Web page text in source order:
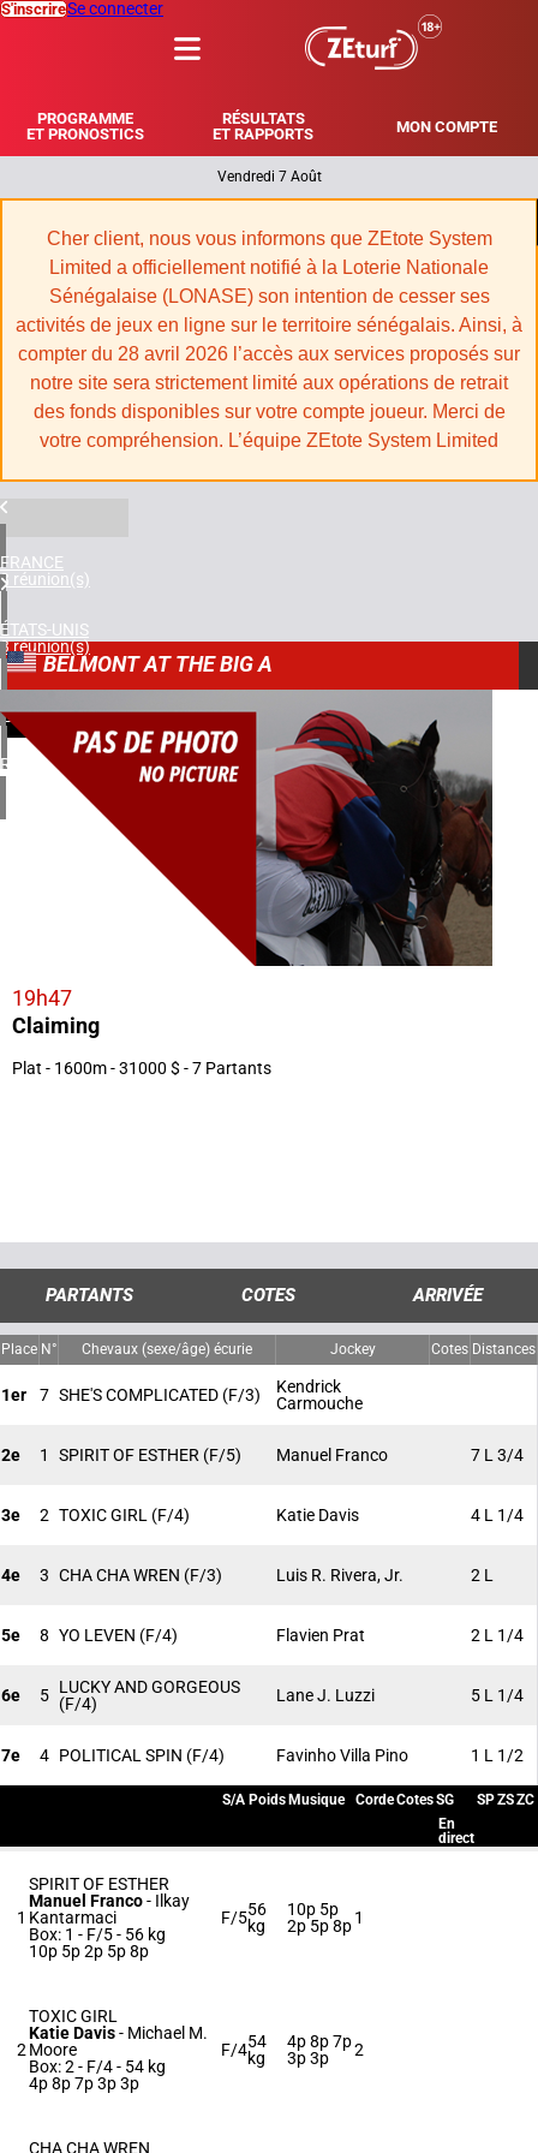
PROGRAMME
ET PRONOSTICS
RÉSULTATS
ET RAPPORTS
MON COMPTE
S'inscrireSe connecter
Vendredi 7 Août
Cher client, nous vous informons que ZEtote System
Limited a officiellement notifié à la Loterie Nationale
Sénégalaise (LONASE) son intention de cesser ses
activités de jeux en ligne sur le territoire sénégalais. Ainsi, à
compter du 28 avril 2026 l’accès aux services proposés sur
notre site sera strictement limité aux opérations de retrait
des fonds disponibles sur votre compte joueur. Merci de
votre compréhension. L’équipe ZEtote System Limited
FRANCE
3 réunion(s)
ÉTATS-UNIS
3 réunion(s)
1 réunion(s)
ROYAUME-UNI
1 réunion(s)
BELMONT AT THE BIG A
2
18/09/2025
19h47
Claiming
Plat - 1600m - 31000 $ - 7 Partants
PARTANTS COTES ARRIVÉE
Place N° Chevaux (sexe/âge) écurie Jockey Cotes Distances
1er 7 SHE'S COMPLICATED (F/3)
Kendrick
Carmouche
2e 1 SPIRIT OF ESTHER (F/5) Manuel Franco 7 L 3/4
3e 2 TOXIC GIRL (F/4) Katie Davis 4 L 1/4
4e 3 CHA CHA WREN (F/3) Luis R. Rivera, Jr. 2 L
5e 8 YO LEVEN (F/4) Flavien Prat 2 L 1/4
6e 5 LUCKY AND GORGEOUS
(F/4)
Lane J. Luzzi 5 L 1/4
7e 4 POLITICAL SPIN (F/4) Favinho Villa Pino 1 L 1/2
S/A Poids Musique CordeCotesSG SPZSZC
En
direct
1
SPIRIT OF ESTHER
Manuel Franco- Ilkay
Kantarmaci
Box: 1 - F/5 - 56 kg
10p 5p 2p 5p 8p
F/556
kg
10p 5p
2p 5p 8p1
2
TOXIC GIRL
Katie Davis- Michael M.
Moore
Box: 2 - F/4 - 54 kg
4p 8p 7p 3p 3p
F/454
kg
4p 8p 7p
3p 3p
2
CHA CHA WREN